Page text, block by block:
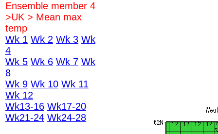
Ensemble member 4
>UK > Mean max
temp
Wk 1 Wk 2 Wk 3 Wk
4
Wk 5 Wk 6 Wk 7 Wk
8
Wk 9 Wk 10 Wk 11
Wk 12
Wk13-16 Wk17-20
Wk21-24 Wk24-28